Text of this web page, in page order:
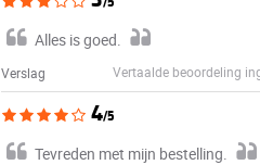
Alles is goed.
Verslag Vertaalde beoordeling
4/5
Tevreden met mijn bestelling.